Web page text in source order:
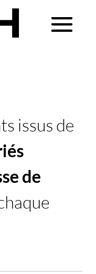
issus de
de